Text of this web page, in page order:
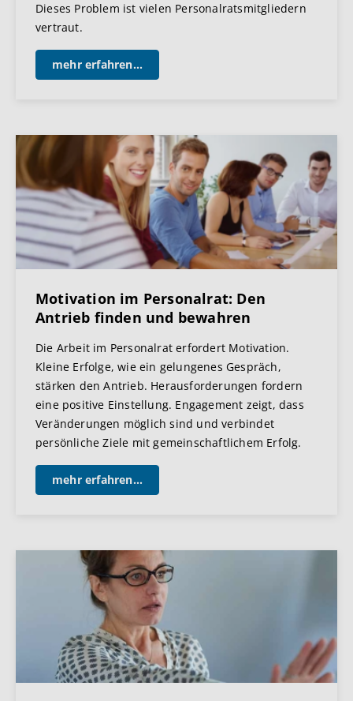
Dieses Problem ist vielen Personalratsmitgliedern
vertraut.
mehr erfahren...
Motivation im Personalrat: Den
Antrieb finden und bewahren
Die Arbeit im Personalrat erfordert Motivation.
Kleine Erfolge, wie ein gelungenes Gespräch,
stärken den Antrieb. Herausforderungen fordern
eine positive Einstellung. Engagement zeigt, dass
Veränderungen möglich sind und verbindet
persönliche Ziele mit gemeinschaftlichem Erfolg.
mehr erfahren...